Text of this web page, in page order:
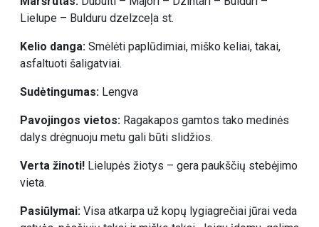
Lielupe – Bulduru dzelzceļa st.
Kelio danga: Smėlėti paplūdimiai, miško keliai, takai,
asfaltuoti šaligatviai.
Sudėtingumas: Lengva
Pavojingos vietos: Ragakapos gamtos tako medinės
dalys drėgnuoju metu gali būti slidžios.
Verta žinoti! Lielupės žiotys – gera paukščių stebėjimo
vieta.
Pasiūlymai: Visa atkarpa už kopų lygiagrečiai jūrai veda